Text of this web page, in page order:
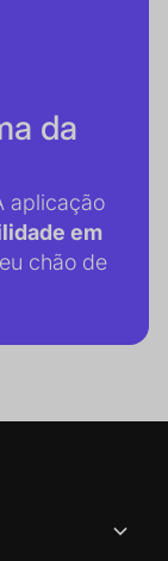
da
aplicação
em
chão de